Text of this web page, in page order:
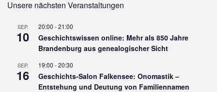
Unsere nächsten Veranstaltungen
SEP.
10
20:00 -21:00
Geschichtswissen online: Mehr als 850 Jahre
Brandenburg aus genealogischer Sicht
SEP.
16
19:00 -20:30
Geschichts-Salon Falkensee: Onomastik –
Entstehung und Deutung von Familiennamen